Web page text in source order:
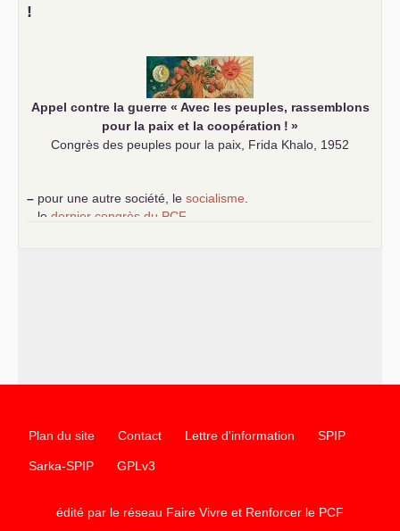
–!
Appel contre la guerre « Avec les peuples, rassemblons
pour la paix et la coopération ! »
Congrès des peuples pour la paix, Frida Khalo, 1952
– pour une autre société, le socialisme
le dernier congrès du PCF
Plan du site Contact Lettre d'information SPIP
Sarka-SPIP GPLv3
édité par le réseau Faire Vivre et Renforcer le PCF